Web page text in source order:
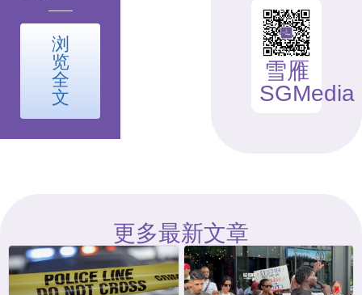
浏
览
全
文
雪雁
SGMedia
更多最新文章